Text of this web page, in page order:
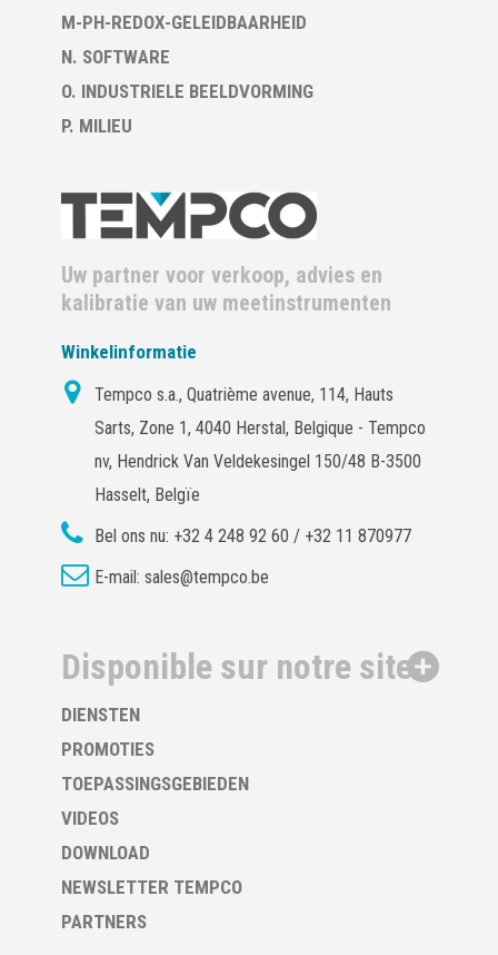
M-PH-REDOX-GELEIDBAARHEID
N. SOFTWARE
O. INDUSTRIELE BEELDVORMING
P. MILIEU
Uw partner voor verkoop, advies en
kalibratie van uw meetinstrumenten
Winkelinformatie
Tempco s.a., Quatrième avenue, 114, Hauts
Sarts, Zone 1, 4040 Herstal, Belgique - Tempco
nv, Hendrick Van Veldekesingel 150/48 B-3500
Hasselt, Belgïe
Bel ons nu: +32 4 248 92 60 / +32 11 870977
E-mail: sales@tempco.be
Disponible sur notre site
DIENSTEN
PROMOTIES
TOEPASSINGSGEBIEDEN
VIDEOS
DOWNLOAD
NEWSLETTER TEMPCO
PARTNERS